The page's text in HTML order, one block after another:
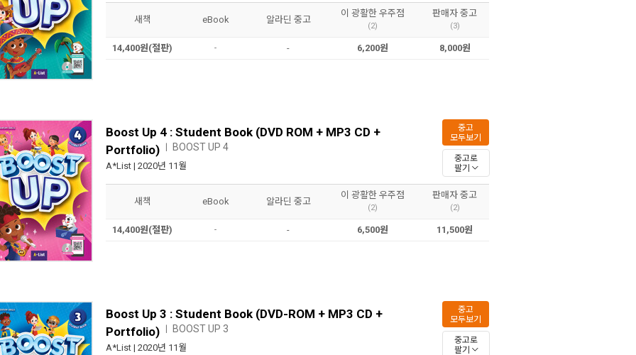
새책 eBook 알라딘 중고
이 광활한 우주점
(2)
판매자 중고
(3)
14,400원(절판) - - 6,200원 8,000원
Boost Up 4 : Student Book (DVD ROM + MP3 CD +
Portfolio) BOOST UP 4
A*List | 2020년 11월
중고
모두보기
중고로
팔기
새책 eBook 알라딘 중고
이 광활한 우주점
(2)
판매자 중고
(2)
14,400원(절판) - - 6,500원 11,500원
Boost Up 3 : Student Book (DVD-ROM + MP3 CD +
Portfolio) BOOST UP 3
A*List | 2020년 11월
중고
모두보기
중고로
팔기